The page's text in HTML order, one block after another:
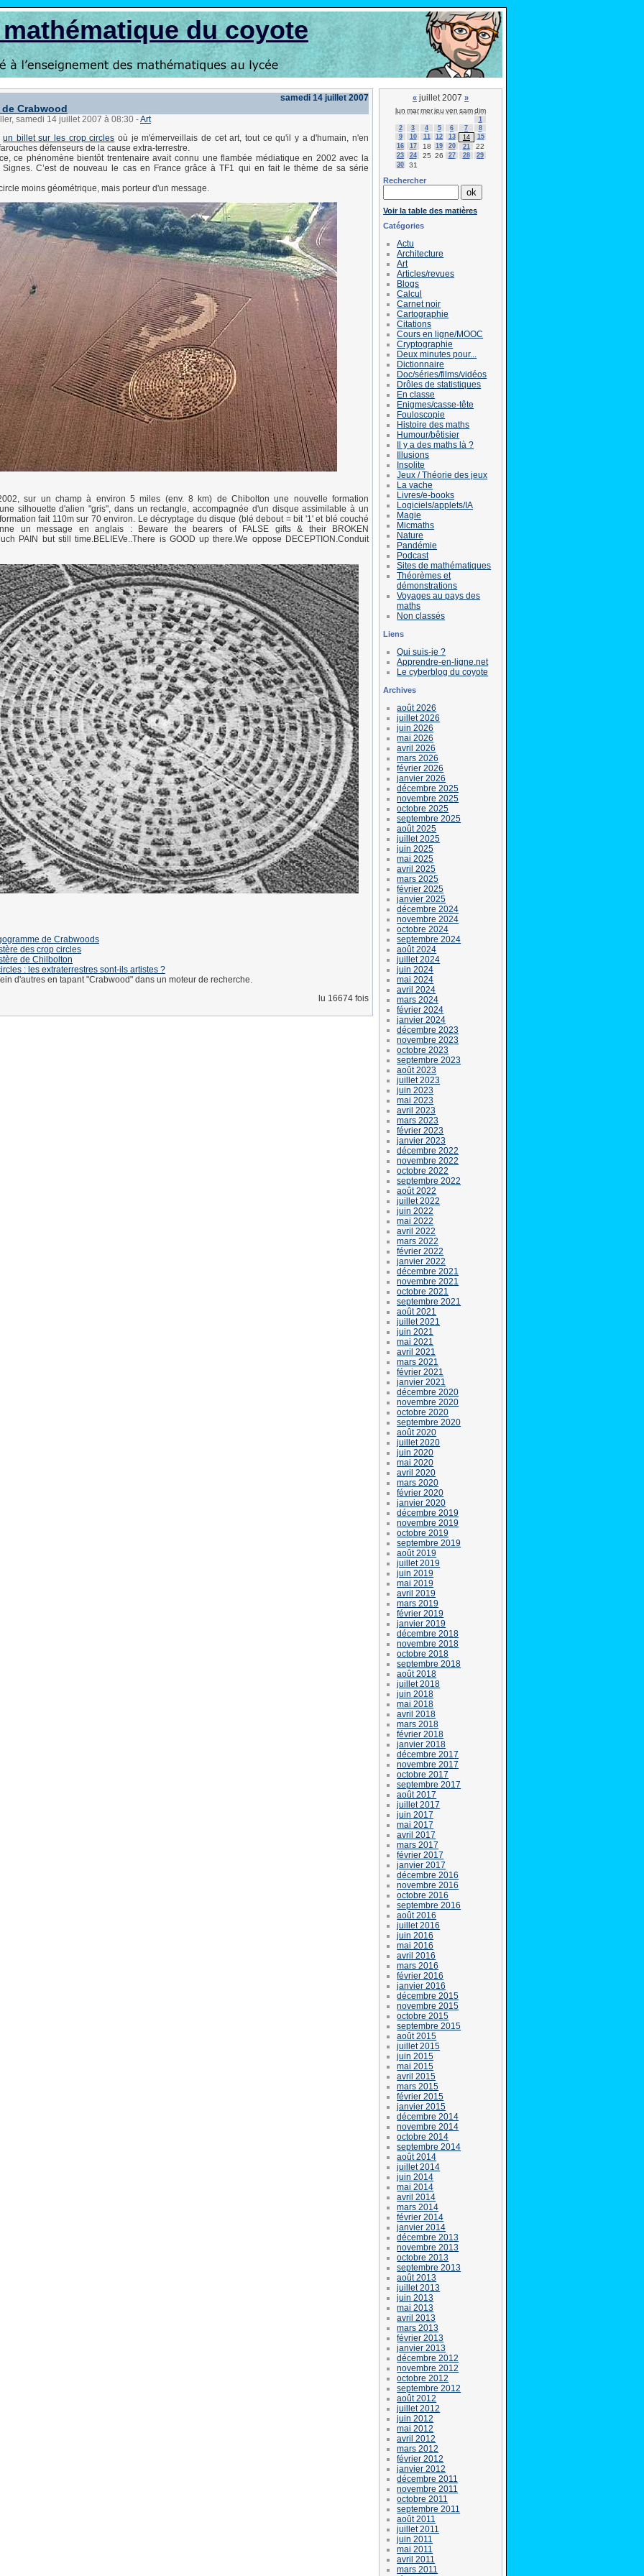
du coyote
samedi 14 juillet 2007
Crabwood
samedi 14 juillet 2007 à 08:30 -Art
un billet sur les crop circles où je m'émerveillais de cet art, tout ce qu'il y a d'humain, n'en
défenseurs de la cause extra-terrestre.
ce phénomène bientôt trentenaire avait connu une flambée médiatique en 2002 avec la
C’est de nouveau le cas en France grâce à TF1 qui en fait le thème de sa série
moins géométrique, mais porteur d'un message.
sur un champ à environ 5 miles (env. 8 km) de Chibolton une nouvelle formation
silhouette d'alien "gris", dans un rectangle, accompagnée d'un disque assimilable à un
fait 110m sur 70 environ. Le décryptage du disque (blé debout = bit '1' et blé couché
un message en anglais : Beware the bearers of FALSE gifts & their BROKEN
PAIN but still time.BELIEVe..There is GOOD up there.We oppose DECEPTION.Conduit
de Crabwoods
des crop circles
de Chilbolton
: les extraterrestres sont-ils artistes ?
d'autres en tapant "Crabwood" dans un moteur de recherche.
lu 16674 fois
« juillet 2007 »
lun marmerjeu ven samdim
1
2
3 4 5 6 7
8
9
10 11 12 13 14
15
16
17 18 19 20 21 22
23 24 25 26 27 28
29
30
31
Rechercher
Voir la table des matières
Catégories
Actu
Architecture
Art
Articles/revues
Blogs
Calcul
Carnet noir
Cartographie
Citations
Cours en ligne/MOOC
Cryptographie
Deux minutes pour...
Dictionnaire
Doc/séries/films/vidéos
Drôles de statistiques
En classe
Enigmes/casse-tête
Fouloscopie
Histoire des maths
Humour/bêtisier
Il y a des maths là ?
Illusions
Insolite
Jeux / Théorie des jeux
La vache
Livres/e-books
Logiciels/applets/IA
Magie
Micmaths
Nature
Pandémie
Podcast
Sites de mathématiques
Théorèmes et
démonstrations
Voyages au pays des
maths
Non classés
Liens
Qui suis-je ?
Apprendre-en-ligne.net
Le cyberblog du coyote
Archives
août 2026
juillet 2026
juin 2026
mai 2026
avril 2026
mars 2026
février 2026
janvier 2026
décembre 2025
novembre 2025
octobre 2025
septembre 2025
août 2025
juillet 2025
juin 2025
mai 2025
avril 2025
mars 2025
février 2025
janvier 2025
décembre 2024
novembre 2024
octobre 2024
septembre 2024
août 2024
juillet 2024
juin 2024
mai 2024
avril 2024
mars 2024
février 2024
janvier 2024
décembre 2023
novembre 2023
octobre 2023
septembre 2023
août 2023
juillet 2023
juin 2023
mai 2023
avril 2023
mars 2023
février 2023
janvier 2023
décembre 2022
novembre 2022
octobre 2022
septembre 2022
août 2022
juillet 2022
juin 2022
mai 2022
avril 2022
mars 2022
février 2022
janvier 2022
décembre 2021
novembre 2021
octobre 2021
septembre 2021
août 2021
juillet 2021
juin 2021
mai 2021
avril 2021
mars 2021
février 2021
janvier 2021
décembre 2020
novembre 2020
octobre 2020
septembre 2020
août 2020
juillet 2020
juin 2020
mai 2020
avril 2020
mars 2020
février 2020
janvier 2020
décembre 2019
novembre 2019
octobre 2019
septembre 2019
août 2019
juillet 2019
juin 2019
mai 2019
avril 2019
mars 2019
février 2019
janvier 2019
décembre 2018
novembre 2018
octobre 2018
septembre 2018
août 2018
juillet 2018
juin 2018
mai 2018
avril 2018
mars 2018
février 2018
janvier 2018
décembre 2017
novembre 2017
octobre 2017
septembre 2017
août 2017
juillet 2017
juin 2017
mai 2017
avril 2017
mars 2017
février 2017
janvier 2017
décembre 2016
novembre 2016
octobre 2016
septembre 2016
août 2016
juillet 2016
juin 2016
mai 2016
avril 2016
mars 2016
février 2016
janvier 2016
décembre 2015
novembre 2015
octobre 2015
septembre 2015
août 2015
juillet 2015
juin 2015
mai 2015
avril 2015
mars 2015
février 2015
janvier 2015
décembre 2014
novembre 2014
octobre 2014
septembre 2014
août 2014
juillet 2014
juin 2014
mai 2014
avril 2014
mars 2014
février 2014
janvier 2014
décembre 2013
novembre 2013
octobre 2013
septembre 2013
août 2013
juillet 2013
juin 2013
mai 2013
avril 2013
mars 2013
février 2013
janvier 2013
décembre 2012
novembre 2012
octobre 2012
septembre 2012
août 2012
juillet 2012
juin 2012
mai 2012
avril 2012
mars 2012
février 2012
janvier 2012
décembre 2011
novembre 2011
octobre 2011
septembre 2011
août 2011
juillet 2011
juin 2011
mai 2011
avril 2011
mars 2011